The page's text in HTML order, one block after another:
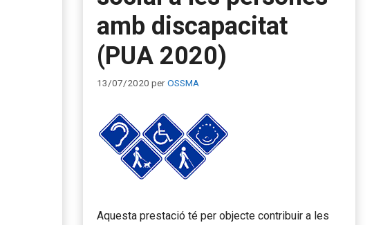
amb discapacitat
(PUA 2020)
13/07/2020 perOSSMA
Aquesta prestació té per objecte contribuir a les